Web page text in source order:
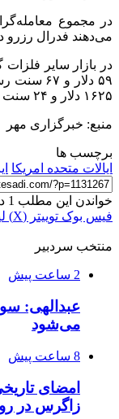
می‌دهند فدرال رزرو
۱۶۲۵ دلار و ۲۴ سنت معامله شد.
منبع: خبرگزاری مهر
برچسب ها
ایالات متحده امریکا
خواندن این مطلب 1 دقیقه زمان میبرد
فیس بوک توییتر (X)
منتخب سردبیر
2 ساعت پیش
عبدالهی:
می‌شود
8 ساعت پیش
امضای
زاگرس در